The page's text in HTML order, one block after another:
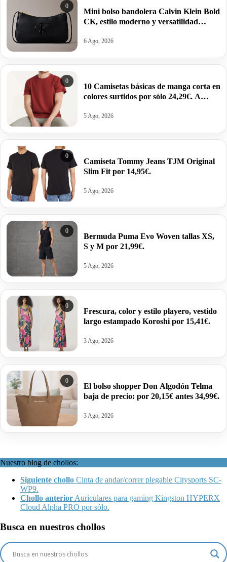
0
Mini bolso bandolera Calvin Klein Bold
CK, estilo moderno y versatilidad
6 Ago, 2026
0
10 Camisetas básicas de manga corta en
colores surtidos por sólo 24,29€. A
5 Ago, 2026
0
Camiseta Tommy Jeans TJM Original
Slim Fit por 14,95€.
5 Ago, 2026
0
Bermuda Puma Evo Woven tallas XS,
S y M por 21,99€.
5 Ago, 2026
0
Frescura, color y estilo playero, vestido
largo estampado Koroshi por 15,41€.
3 Ago, 2026
0
El bolso shopper Don Algodón Telma
baja de precio: por 20,15€ antes 34,99€.
3 Ago, 2026
Nuestro blog de chollos:
Siguiente chollo Cinta de andar/correr plegable Citysports SC-
WP9.
Chollo anterior Auriculares para gaming Kingston HYPERX
Cloud Alpha PRO por sólo.
Busca en nuestros chollos